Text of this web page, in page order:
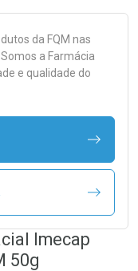
da FQM nas
a Farmácia
e qualidade do
Imecap
50g